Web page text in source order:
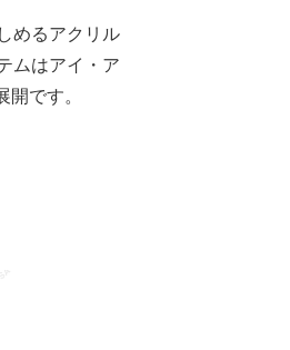
めるアクリル
ムはアイ・ア
です。